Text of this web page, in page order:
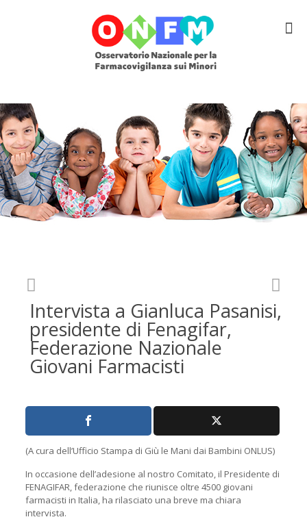
Intervista a Gianluca Pasanisi,
presidente di Fenagifar,
Federazione Nazionale
Giovani Farmacisti
(A cura dell’Ufficio Stampa di Giù le Mani dai Bambini ONLUS)
In occasione dell’adesione al nostro Comitato, il Presidente di
FENAGIFAR, federazione che riunisce oltre 4500 giovani
farmacisti in Italia, ha rilasciato una breve ma chiara
intervista.